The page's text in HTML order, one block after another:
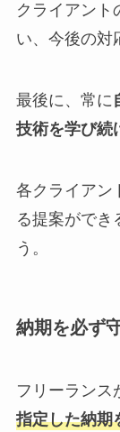
クライアント
い、今後の対
最後に、常に
技術を学び続
各クライアン
る提案ができ
う。
納期を必ず
フリーランス
指定した納期